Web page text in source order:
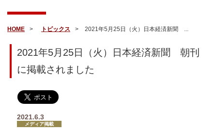
HOME トピックス 2021年5月25日（火）日本経済新聞 ...
2021年5月25日（火）日本経済新聞 朝刊
に掲載されました
2021.6.3
メディア掲載